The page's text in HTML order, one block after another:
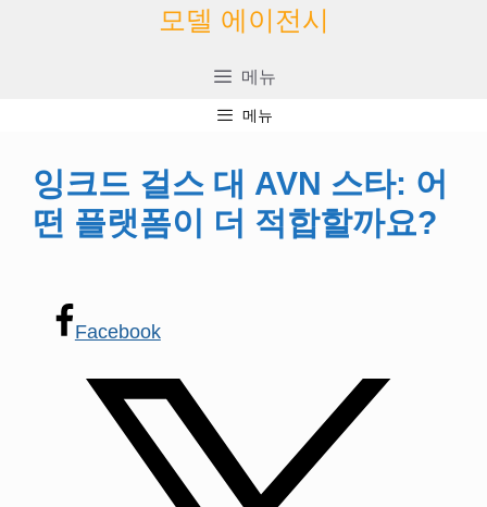
모델 에이전시
메뉴
메뉴
잉크드 걸스 대 AVN 스타: 어
떤 플랫폼이 더 적합할까요?
Facebook